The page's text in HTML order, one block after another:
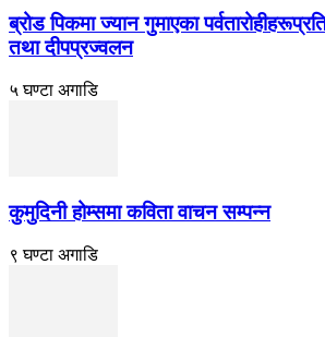
ब्रोड पिकमा ज्यान गुमाएका
तथा दीपप्रज्वलन
५ घण्टा अगाडि
कुमुदिनी होम्समा कविता वाचन सम्पन्न
९ घण्टा अगाडि